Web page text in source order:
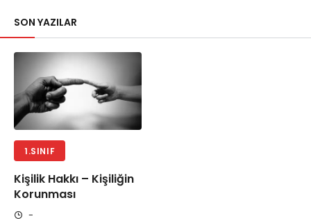
SON YAZILAR
1.SINIF
Kişilik Hakkı – Kişiliğin
Korunması
-